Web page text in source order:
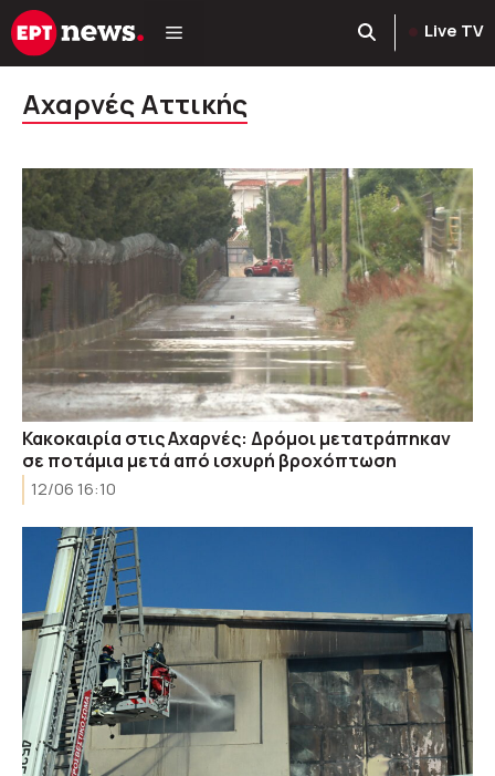
Μετάβαση
σε
Live TV
Αχαρνές Αττικής
Κακοκαιρία στις Αχαρνές: Δρόμοι μετατράπηκαν
σε ποτάμια μετά από ισχυρή βροχόπτωση
12/06 16:10